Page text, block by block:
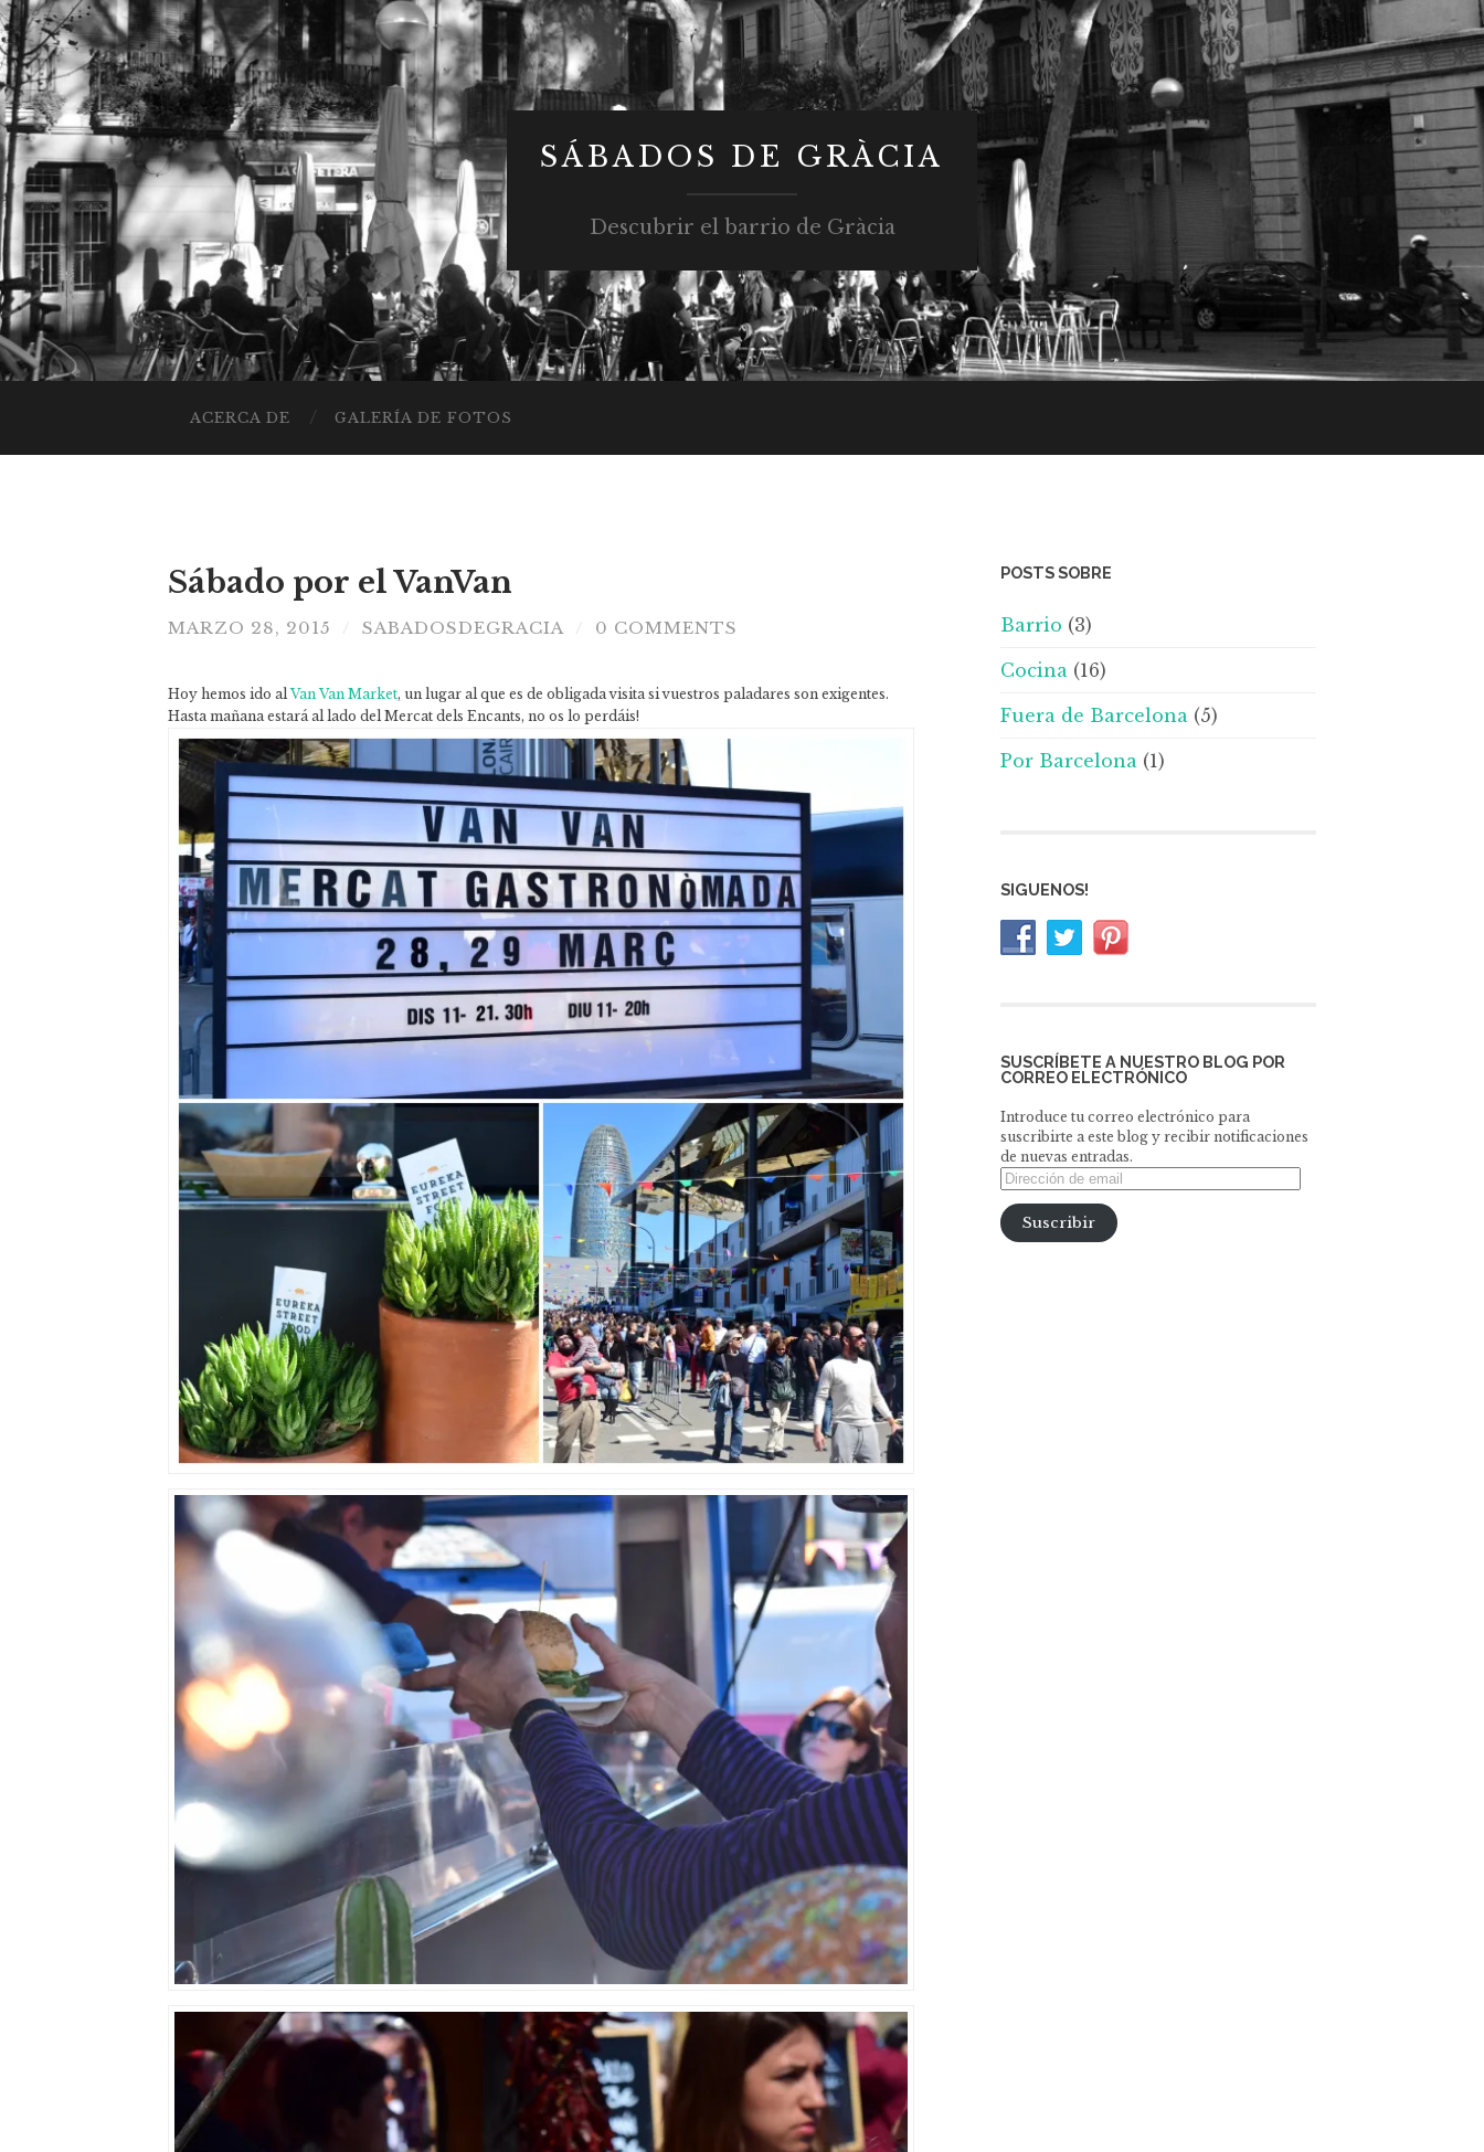
SÁBADOS DE GRÀCIA
Descubrir el barrio de Gràcia
ACERCA DE GALERÍA DE FOTOS
Sábado por el VanVan
MARZO 28, 2015 / SABADOSDEGRACIA / 0 COMMENTS
Hoy hemos ido alVan Van Market, un lugar al que es de obligada visita si vuestros paladares son exigentes.
Hasta mañana estará al lado del Mercat dels Encants, no os lo perdáis!
POSTS SOBRE
Barrio (3)
Cocina (16)
Fuera de Barcelona (5)
Por Barcelona (1)
SIGUENOS!
SUSCRÍBETE A NUESTRO BLOG POR
CORREO ELECTRÓNICO
Introduce tu correo electrónico para
suscribirte a este blog y recibir notificaciones
de nuevas entradas.
Dirección
de
Suscribir